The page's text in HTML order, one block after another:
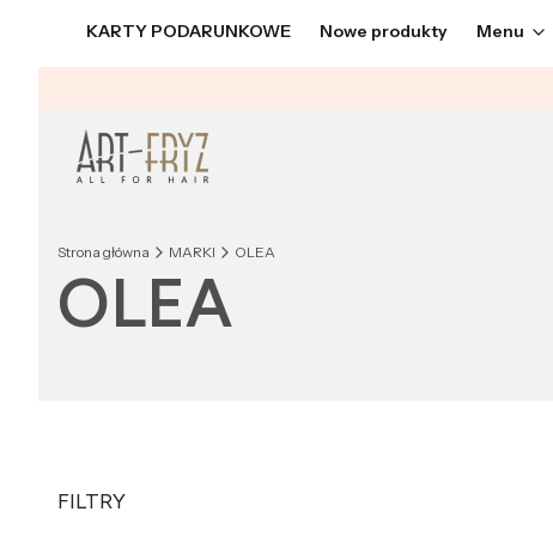
KARTY PODARUNKOWE Nowe produkty Menu
Strona główna MARKI OLEA
OLEA
FILTRY